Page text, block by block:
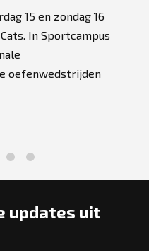
15 en zondag 16
In Sportcampus
oefenwedstrijden
updates uit